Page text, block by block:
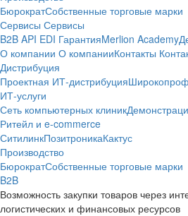
БюрократСобственные торговые марки
Сервисы Сервисы
B2B API EDI ГарантияMerlion Academy
О компании О компанииКонтакты
Дистрибуция
Проектная ИТ-дистрибуция
ИТ-услуги
Сеть компьютерных клиник
Ритейл и e-commerce
СитилинкПозитроникаКактус
Производство
БюрократСобственные торговые марки
B2B
Возможность закупки товаров через
логистических и финансовых ресурсов